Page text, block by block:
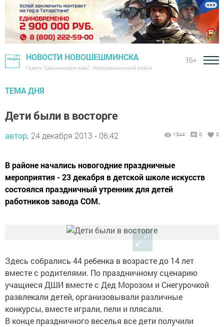
НОВОСТИ НОВОШЕШМИНСКА
Газета "Шешминская новь" - Новошешминский район
16+
ТЕМА ДНЯ
Дети были в восторге
автор, 24 декабря 2013 - 06:42 1344 0 0
В районе начались новогодние праздничные
мероприятия - 23 декабря в детской школе искусств
состоялся праздничный утренник для детей
работников завода СОМ.
Здесь собрались 44 ребенка в возрасте до 14 лет
вместе с родителями. По праздничному сценарию
учащиеся ДШИ вместе с Дед Морозом и Снегурочкой
развлекали детей, организовывали различные
конкурсы, вместе играли, пели и плясали.
В конце праздничного веселья все дети получили